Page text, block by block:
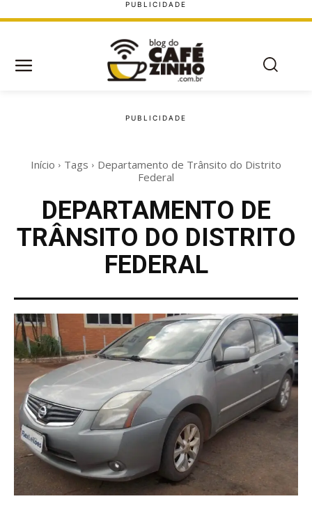
Início Tags
Departamento de Trânsito do Distrito
Federal
DEPARTAMENTO DE
TRÂNSITO DO DISTRITO
FEDERAL